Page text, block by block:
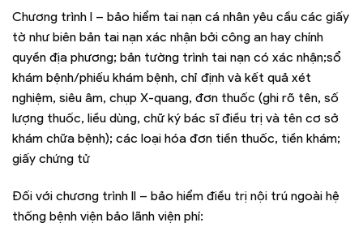
Chương trình I – bảo hiểm tai nạn cá nhân yêu cầu các giấy
tờ như biên bản tai nạn xác nhận bởi công an hay chính
quyền địa phương; bản tường trình tai nạn có xác nhận;sổ
khám bệnh/phiếu khám bệnh, chỉ định và kết quả xét
nghiệm, siêu âm, chụp X-quang, đơn thuốc (ghi rõ tên, số
lượng thuốc, liều dùng, chữ ký bác sĩ điều trị và tên cơ sở
khám chữa bệnh); các loại hóa đơn tiền thuốc, tiền khám;
giấy chứng tử
Đối với chương trình II – bảo hiểm điều trị nội trú ngoài hệ
thống bệnh viện bảo lãnh viện phí: